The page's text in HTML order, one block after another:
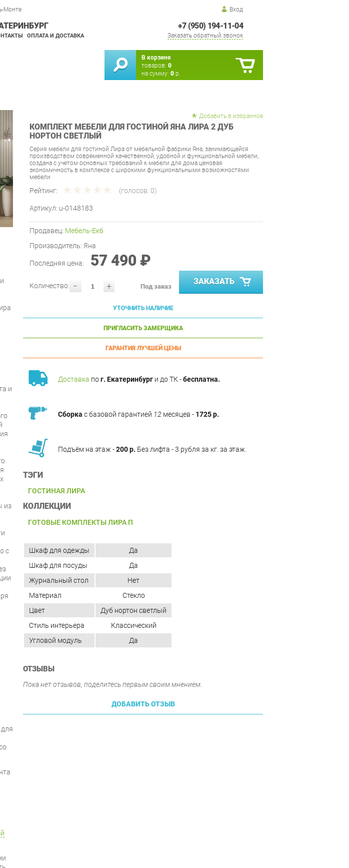
Монте Вход
+7 (950) 194-11-04
Заказать обратный звонок
ОПЛАТА И ДОСТАВКА
В корзине
товаров: 0
на сумму: 0 р.
Добавить в избранное
КОМПЛЕКТ МЕБЕЛИ ДЛЯ ГОСТИНОЙ ЯНА ЛИРА 2 ДУБ
НОРТОН СВЕТЛЫЙ
Серия мебели для гостиной Лира от мебельной фабрики Яна, занимающейся
производством современной качественной, удобной и функциональной мебели,
создана с учетом основных требований к мебели для дома ценовая
экономичность в комплексе с широкими функциональными возможностями
мебели
Рейтинг: (голосов: 0)
Артикул: u-0148183
Продавец: Мебель-Екб
Производитель: Яна
Последняя цена: 57 490 ₽
- +
Количество: Под заказ
ЗАКАЗАТЬ
УТОЧНИТЬ НАЛИЧИЕ
ПРИГЛАСИТЬ ЗАМЕРЩИКА
ГАРАНТИЯ ЛУЧШЕЙ ЦЕНЫ
Доставка пог. Екатеринбург и до ТК -бесплатна.
Сборка с базовой гарантией 12 месяцев - 1725 р.
Подъём на этаж -200 р. Без лифта - 3 рубля за кг. за этаж.
ТЭГИ
ГОСТИНАЯ ЛИРА
КОЛЛЕКЦИИ
ГОТОВЫЕ КОМПЛЕКТЫ ЛИРА П
и
из
с
Шкаф для одежды
Да
Шкаф для посуды
Да
Журнальный стол
Нет
Материал
Стекло
Цвет
Дуб нортон светлый
Стиль интерьера
Классический
Угловой модуль
Да
ОТЗЫВЫ
Пока нет отзывов, поделитесь первым своим мнением.
ДОБАВИТЬ ОТЗЫВ